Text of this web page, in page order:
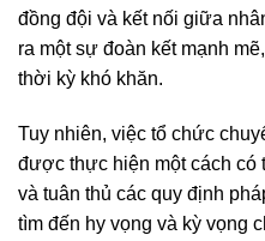
đồng đội và kết nối giữa
ra một sự đoàn kết mạnh
thời kỳ khó khăn.
Tuy nhiên, việc tổ chức
được thực hiện một cách có
và tuân thủ các quy định
tìm đến hy vọng và kỳ vọng